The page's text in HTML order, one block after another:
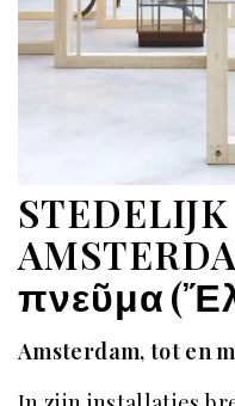
πνεῦμα
Amsterdam, tot en